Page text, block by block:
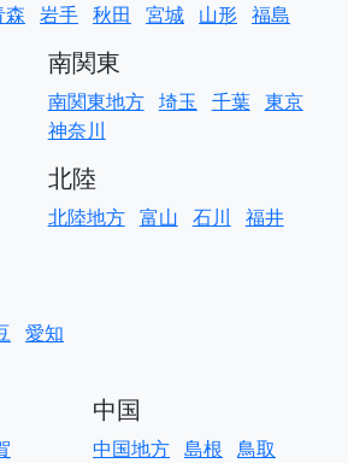
森 岩手 秋田 宮城 山形 福島
南関東
南関東地方 埼玉 千葉 東京
神奈川
北陸
北陸地方 富山 石川 福井
愛知
中国
中国地方 島根 鳥取